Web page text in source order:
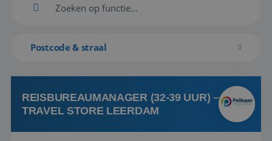
Postcode & straal
REISBUREAUMANAGER (32-39 UUR) –
TRAVEL STORE LEERDAM